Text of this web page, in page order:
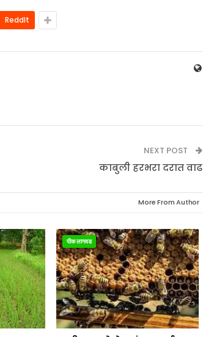
ReddIt
NEXT POST
काबुली हरभरा दरात वाढ
More From Author
पीक लागवड